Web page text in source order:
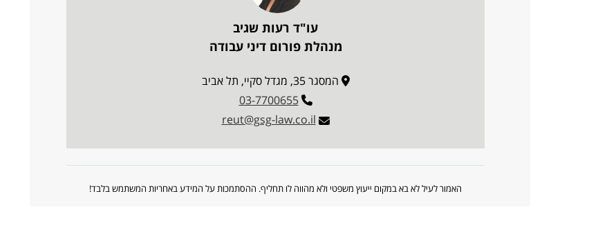
עו"ד רעות שגיב
מנהלת פורום דיני עבודה
המסגר 35, מגדל סקיי, תל אביב
03-7700655
reut@gsg-law.co.il
האמור לעיל לא בא במקום ייעוץ משפטי ולא מהווה לו תחליף. ההסתמכות על המידע באחריות המשתמש בלבד!